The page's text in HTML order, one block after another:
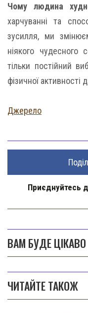
Чому людина
харчуванні та
зусилля, ми
ніякого чудесного
тільки постійний
фізичної активності
Джерело
Приєднуйтесь
ВАМ БУДЕ ЦІКАВО
ЧИТАЙТЕ ТАКОЖ